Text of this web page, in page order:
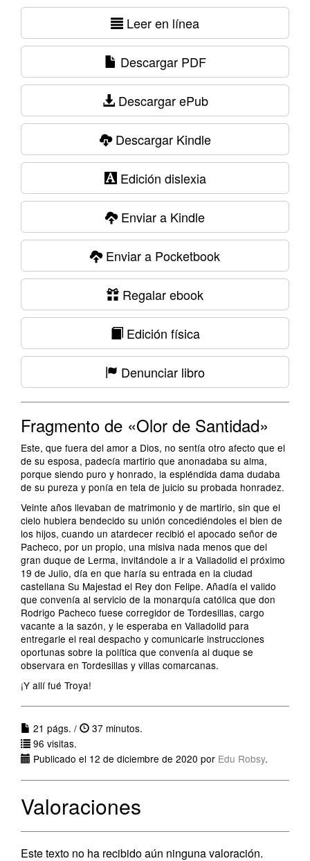
Leer en línea
Descargar PDF
Descargar ePub
Descargar Kindle
Edición dislexia
Enviar a Kindle
Enviar a Pocketbook
Regalar ebook
Edición física
Denunciar libro
Fragmento de «Olor de Santidad»
Este, que fuera del amor a Dios, no sentía otro afecto que el
de su esposa, padecía martirio que anonadaba su alma,
porque siendo puro y honrado, la espléndida dama dudaba
de su pureza y ponía en tela de juicio su probada honradez.
Veinte años llevaban de matrimonio y de martirio, sin que el
cielo hubiera bendecido su unión concediéndoles el bien de
los hijos, cuando un atardecer recibió el apocado señor de
Pacheco, por un propio, una misiva nada menos que del
gran duque de Lerma, invitándole a ir a Valladolid el próximo
19 de Julio, día en que haría su entrada en la ciudad
castellana Su Majestad el Rey don Felipe. Añadía el valido
que convenía al servicio de la monarquía católica que don
Rodrigo Pacheco fuese corregidor de Tordesillas, cargo
vacante a la sazón, y le esperaba en Valladolid para
entregarle el real despacho y comunicarle instrucciones
oportunas sobre la política que convenía al duque se
observara en Tordesillas y villas comarcanas.
¡Y allí fué Troya!
21 págs. /
37 minutos.
96 visitas.
Publicado el 12 de diciembre de 2020 por Edu Robsy.
Valoraciones
Este texto no ha recibido aún ninguna valoración.